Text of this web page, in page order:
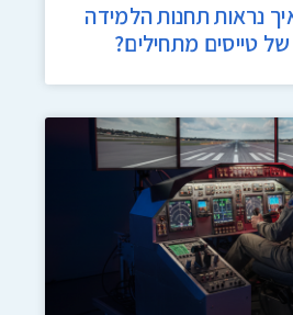
נראות תחנות הלמידה
טייסים מתחילים?